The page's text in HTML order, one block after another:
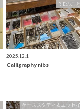
RIEのこと
2025.12.1
Calligraphy nibs
ケーススタディ＆エッセイ